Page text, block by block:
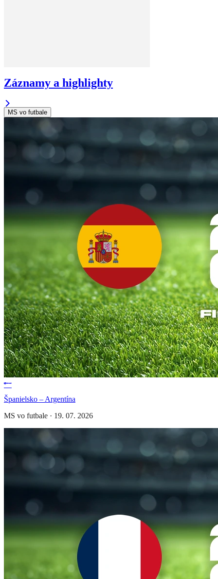
Záznamy a highlighty
MS vo futbale
Španielsko – Argentína
MS vo futbale · 19. 07. 2026